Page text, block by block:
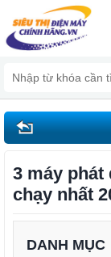
3 máy phát
chạy nhất
DANH MỤC